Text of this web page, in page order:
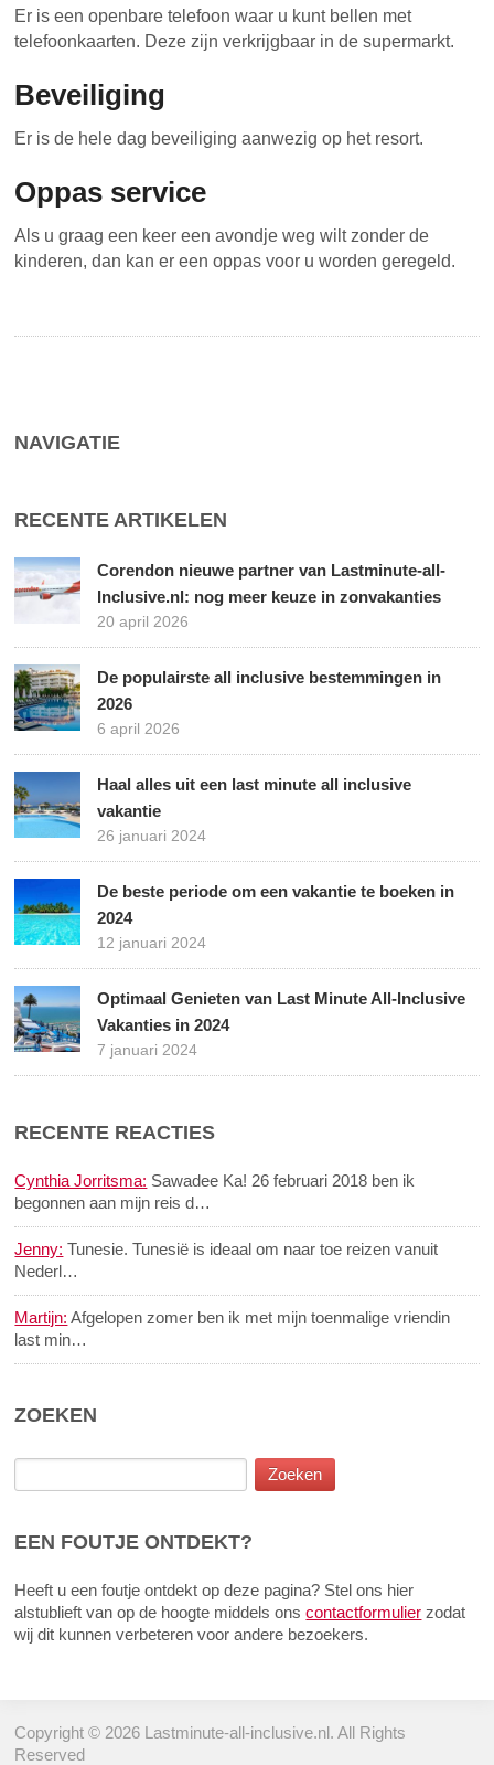
Er is een openbare telefoon waar u kunt bellen met
telefoonkaarten. Deze zijn verkrijgbaar in de supermarkt.
Beveiliging
Er is de hele dag beveiliging aanwezig op het resort.
Oppas service
Als u graag een keer een avondje weg wilt zonder de
kinderen, dan kan er een oppas voor u worden geregeld.
NAVIGATIE
RECENTE ARTIKELEN
Corendon nieuwe partner van Lastminute-all-
Inclusive.nl: nog meer keuze in zonvakanties
20 april 2026
De populairste all inclusive bestemmingen in
2026
6 april 2026
Haal alles uit een last minute all inclusive
vakantie
26 januari 2024
De beste periode om een vakantie te boeken in
2024
12 januari 2024
Optimaal Genieten van Last Minute All-Inclusive
Vakanties in 2024
7 januari 2024
RECENTE REACTIES
Cynthia Jorritsma: Sawadee Ka! 26 februari 2018 ben ik
begonnen aan mijn reis d…
Jenny: Tunesie. Tunesië is ideaal om naar toe reizen vanuit
Nederl…
Martijn: Afgelopen zomer ben ik met mijn toenmalige vriendin
last min…
ZOEKEN
EEN FOUTJE ONTDEKT?
Heeft u een foutje ontdekt op deze pagina? Stel ons hier
alstublieft van op de hoogte middels onscontactformulier zodat
wij dit kunnen verbeteren voor andere bezoekers.
Copyright © 2026 Lastminute-all-inclusive.nl. All Rights
Reserved